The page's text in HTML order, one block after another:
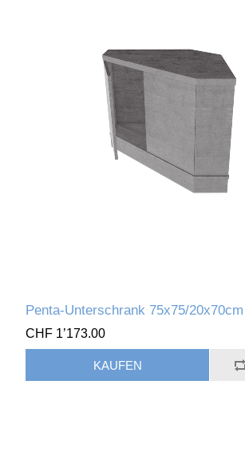
Penta-Unterschrank 75x75/20x70cm
CHF 1’173.00